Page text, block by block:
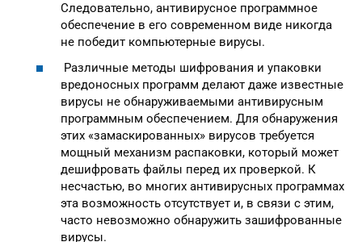
Следовательно, антивирусное программное
обеспечение в его современном виде никогда
не победит компьютерные вирусы.
Различные методы шифрования и упаковки
вредоносных программ делают даже известные
вирусы не обнаруживаемыми антивирусным
программным обеспечением. Для обнаружения
этих «замаскированных» вирусов требуется
мощный механизм распаковки, который может
дешифровать файлы перед их проверкой. К
несчастью, во многих антивирусных программах
эта возможность отсутствует и, в связи с этим,
часто невозможно обнаружить зашифрованные
вирусы.